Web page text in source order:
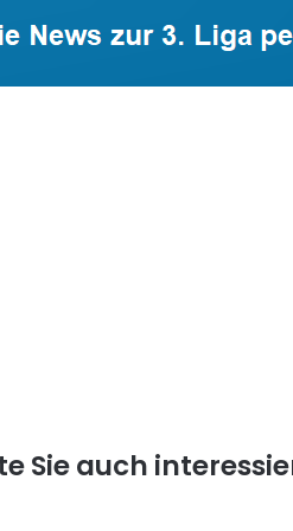
Sie auch